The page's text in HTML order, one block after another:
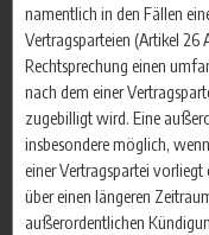
namentlich in den Fällen
Vertragsparteien (Artikel 26
Rechtsprechung einen
nach dem einer
zugebilligt wird. Eine
insbesondere möglich,
einer Vertragspartei
über einen längeren
außerordentlichen